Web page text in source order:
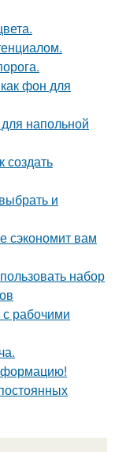
фон для
напольной
создать
и
сэкономит вам
набор
рабочими